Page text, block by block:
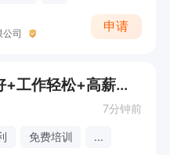
司
申请
助贷专员【双休+待遇好+工作轻松+高薪资+有无经验均可】
7分钟前
免费培训 ...